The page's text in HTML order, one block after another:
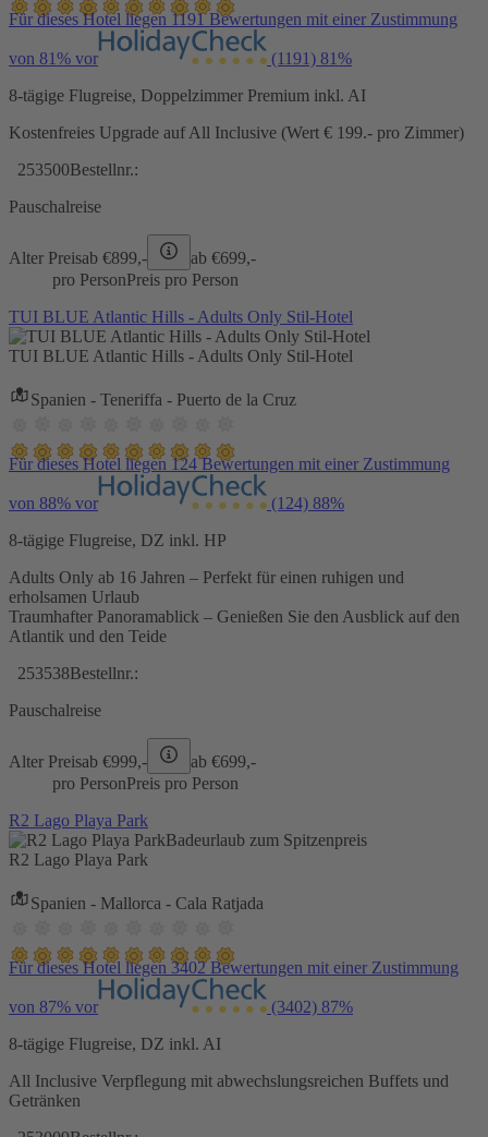
Für dieses Hotel liegen 1191 Bewertungen mit einer Zustimmung
von 81% vor (1191) 81%
8-tägige Flugreise, Doppelzimmer Premium inkl. AI
Kostenfreies Upgrade auf All Inclusive (Wert € 199.- pro Zimmer)
253500Bestellnr.:
Pauschalreise
Alter Preisab €899,- ab €699,-
pro PersonPreis pro Person
TUI BLUE Atlantic Hills - Adults Only Stil-Hotel
TUI BLUE Atlantic Hills - Adults Only Stil-Hotel
Spanien - Teneriffa - Puerto de la Cruz
Für dieses Hotel liegen 124 Bewertungen mit einer Zustimmung
von 88% vor (124) 88%
8-tägige Flugreise, DZ inkl. HP
Adults Only ab 16 Jahren – Perfekt für einen ruhigen und
erholsamen Urlaub
Traumhafter Panoramablick – Genießen Sie den Ausblick auf den
Atlantik und den Teide
253538Bestellnr.:
Pauschalreise
Alter Preisab €999,- ab €699,-
pro PersonPreis pro Person
R2 Lago Playa Park
Badeurlaub zum Spitzenpreis
R2 Lago Playa Park
Spanien - Mallorca - Cala Ratjada
Für dieses Hotel liegen 3402 Bewertungen mit einer Zustimmung
von 87% vor (3402) 87%
8-tägige Flugreise, DZ inkl. AI
All Inclusive Verpflegung mit abwechslungsreichen Buffets und
Getränken